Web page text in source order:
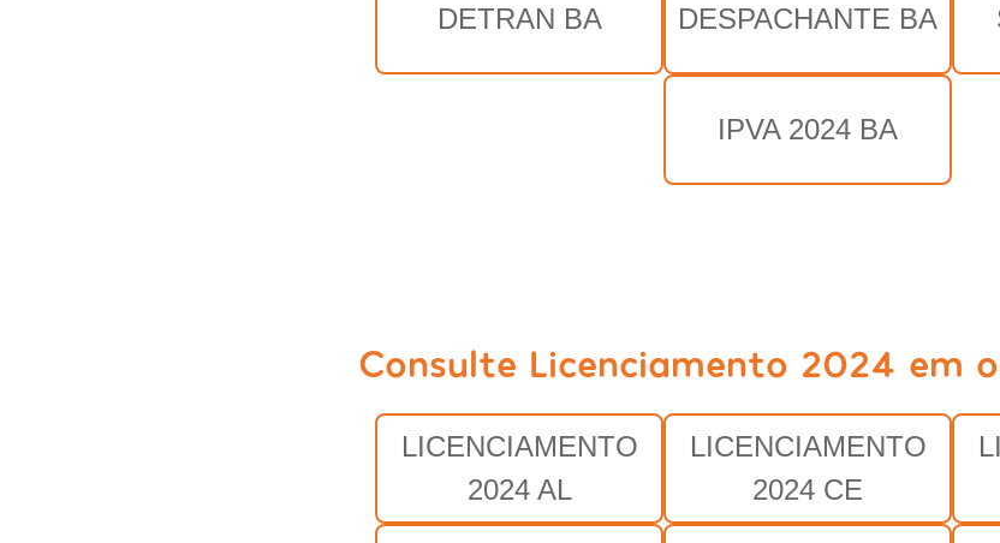
DETRAN BA DESPACHANTE BA
IPVA 2024 BA
Consulte Licenciamento 2024 em
LICENCIAMENTO
2024 AL
LICENCIAMENTO
2024 CE